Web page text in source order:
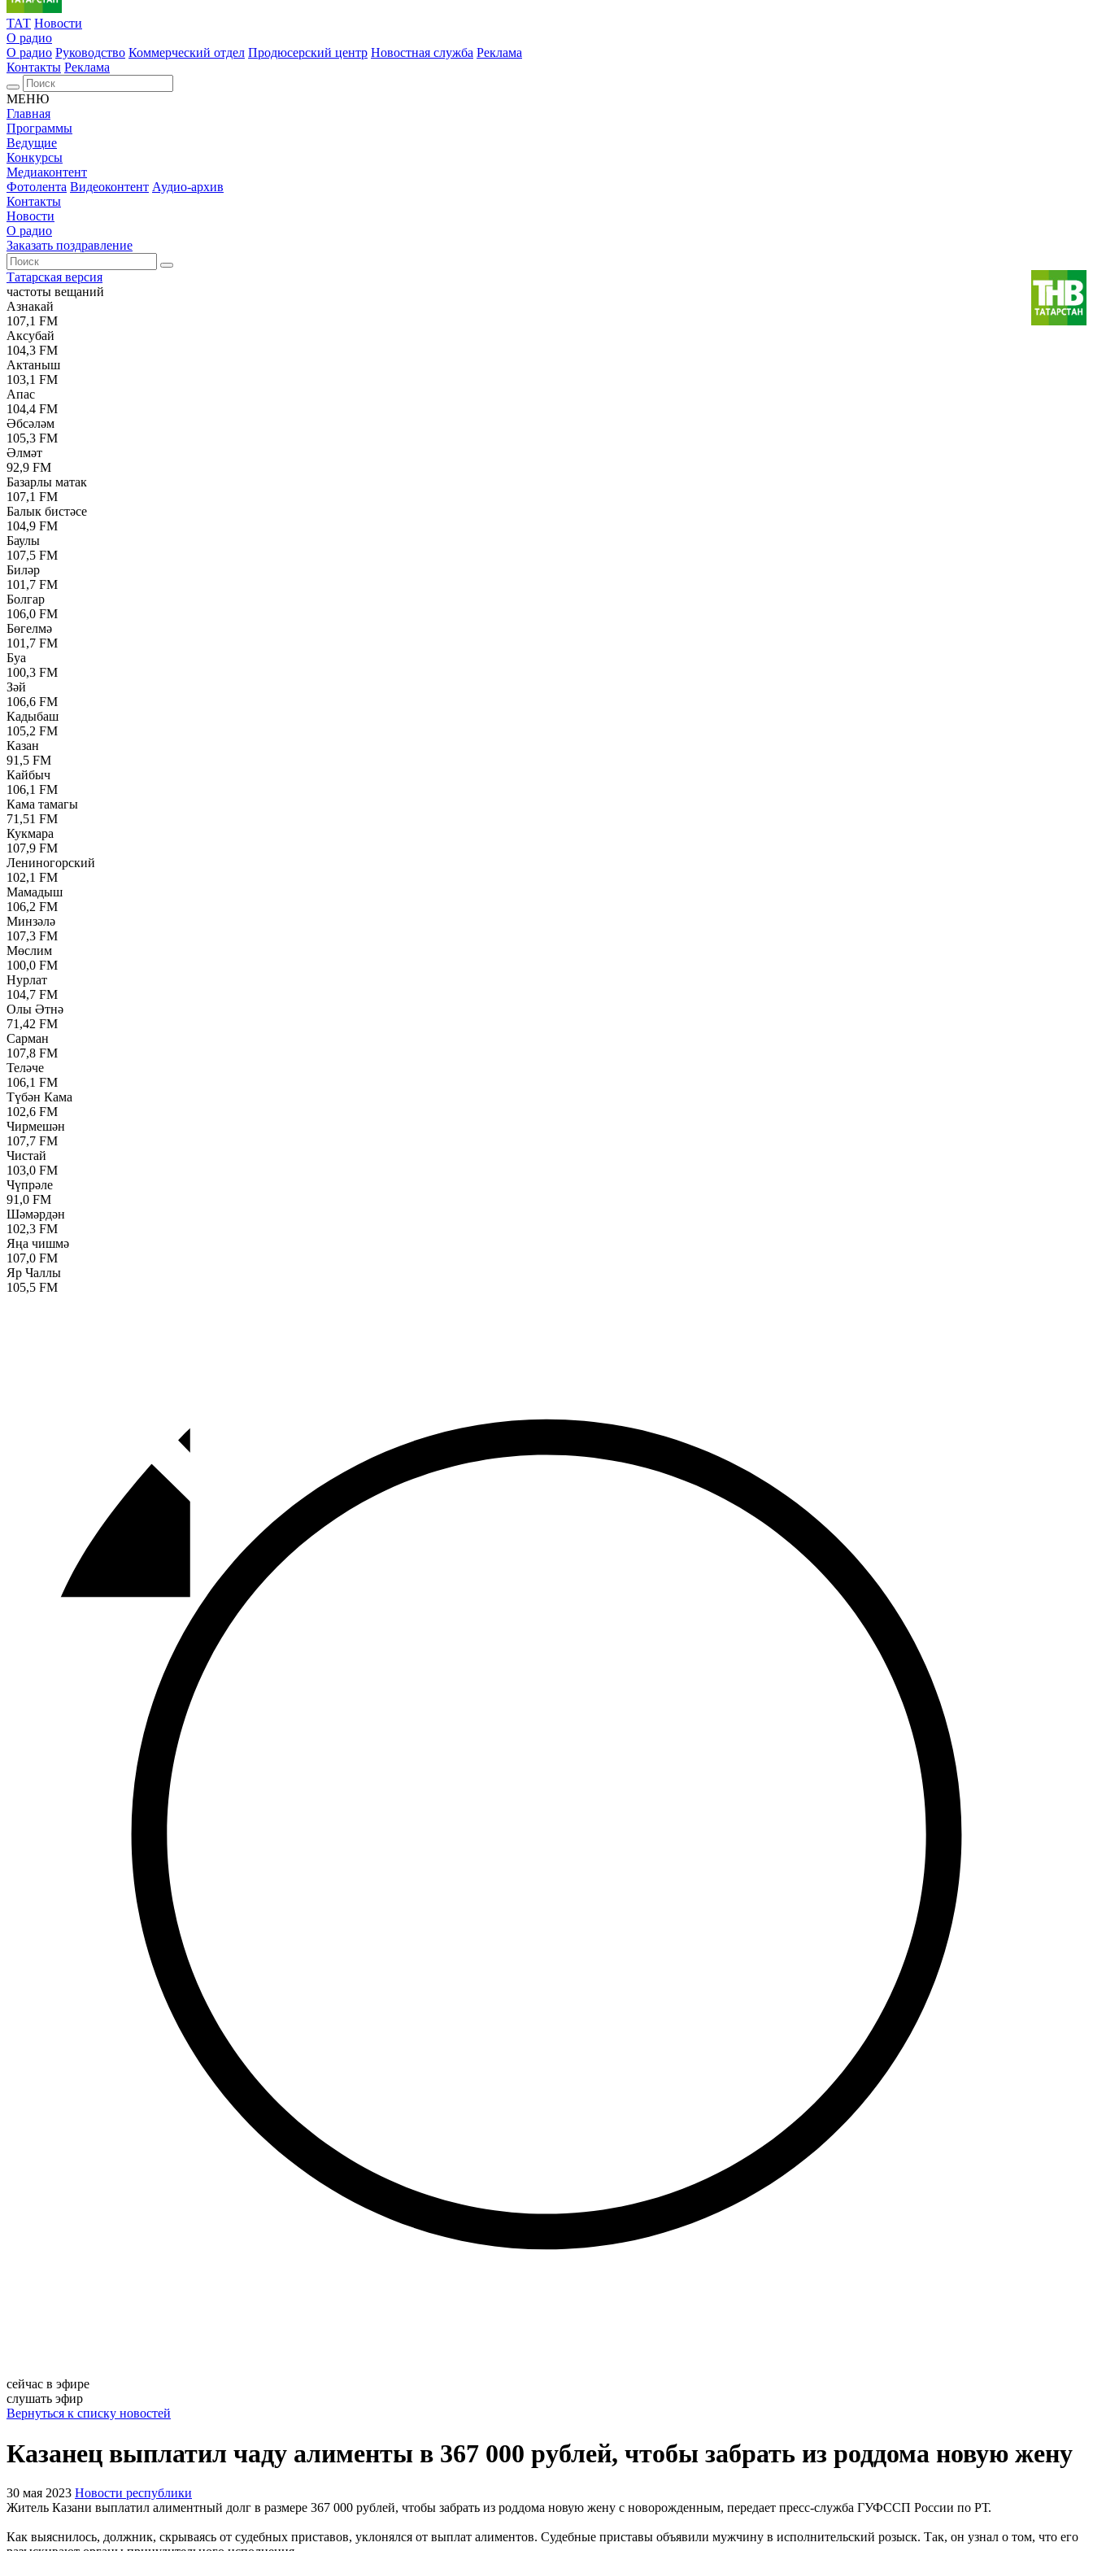
ТАТ Новости
О радио
О радио Руководство Коммерческий отдел Продюсерский центр Новостная служба Реклама
Контакты Реклама
МЕНЮ
Главная
Программы
Ведущие
Конкурсы
Медиаконтент
Фотолента Видеоконтент Аудио-архив
Контакты
Новости
О радио
Заказать поздравление
Татарская версия
частоты вещаний
Азнакай
107,1 FM
Аксубай
104,3 FM
Актаныш
103,1 FM
Апас
104,4 FM
Әбсәләм
105,3 FM
Әлмәт
92,9 FM
Базарлы матак
107,1 FM
Балык бистәсе
104,9 FM
Баулы
107,5 FM
Биләр
101,7 FM
Болгар
106,0 FM
Бөгелмә
101,7 FM
Буа
100,3 FM
Зәй
106,6 FM
Кадыбаш
105,2 FM
Казан
91,5 FM
Кайбыч
106,1 FM
Кама тамагы
71,51 FM
Кукмара
107,9 FM
Лениногорский
102,1 FM
Мамадыш
106,2 FM
Минзәлә
107,3 FM
Мөслим
100,0 FM
Нурлат
104,7 FM
Олы Әтнә
71,42 FM
Сарман
107,8 FM
Теләче
106,1 FM
Түбән Кама
102,6 FM
Чирмешән
107,7 FM
Чистай
103,0 FM
Чүпрәле
91,0 FM
Шәмәрдән
102,3 FM
Яңа чишмә
107,0 FM
Яр Чаллы
105,5 FM
сейчас в эфире
слушать эфир
Вернуться к списку новостей
Казанец выплатил чаду алименты в 367 000 рублей, чтобы забрать из роддома новую жену
30 мая 2023 Новости республики
Житель Казани выплатил алиментный долг в размере 367 000 рублей, чтобы забрать из роддома новую жену с новорожденным, передает пресс-служба ГУФССП России по РТ.
Как выяснилось, должник, скрываясь от судебных приставов, уклонялся от выплат алиментов. Судебные приставы объявили мужчину в исполнительский розыск. Так, он узнал о том, что его